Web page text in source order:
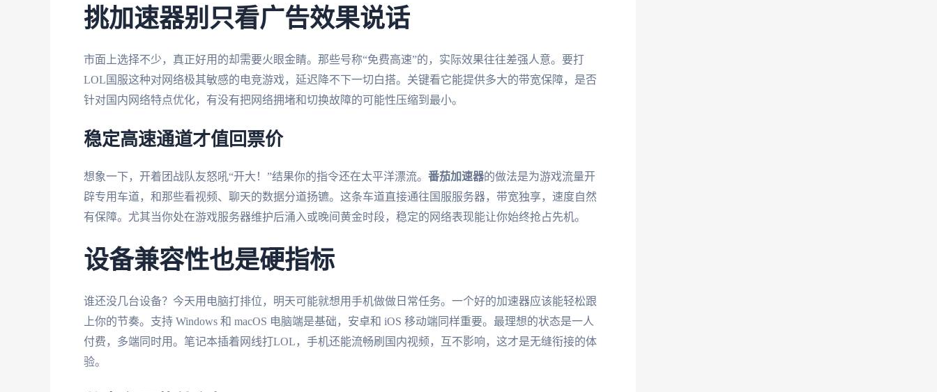
挑加速器别只看广告效果说话
市面上选择不少，真正好用的却需要火眼金睛。那些号称“免费高速”的，实际效果往往差强人意。要打
LOL国服这种对网络极其敏感的电竞游戏，延迟降不下一切白搭。关键看它能提供多大的带宽保障，是否
针对国内网络特点优化，有没有把网络拥堵和切换故障的可能性压缩到最小。
稳定高速通道才值回票价
想象一下，开着团战队友怒吼“开大！”结果你的指令还在太平洋漂流。 番茄加速器的做法是为游戏流量开
辟专用车道，和那些看视频、聊天的数据分道扬镳。这条车道直接通往国服服务器，带宽独享，速度自然
有保障。尤其当你处在游戏服务器维护后涌入或晚间黄金时段，稳定的网络表现能让你始终抢占先机。
设备兼容性也是硬指标
谁还没几台设备？今天用电脑打排位，明天可能就想用手机做做日常任务。一个好的加速器应该能轻松跟
上你的节奏。支持 Windows 和 macOS 电脑端是基础，安卓和 iOS 移动端同样重要。最理想的状态是一人
付费，多端同时用。笔记本插着网线打LOL，手机还能流畅刷国内视频，互不影响，这才是无缝衔接的体
验。